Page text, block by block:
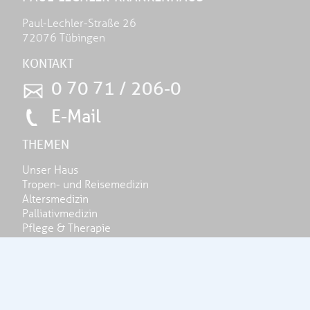
Paul-Lechler-Straße 26
72076 Tübingen
KONTAKT
0 70 71 / 206-0
E-Mail
THEMEN
Unser Haus
Tropen- und Reisemedizin
Altersmedizin
Palliativmedizin
Pflege & Therapie